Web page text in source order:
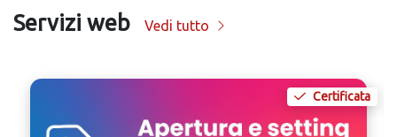
Servizi web Vedi tutto
Certificata